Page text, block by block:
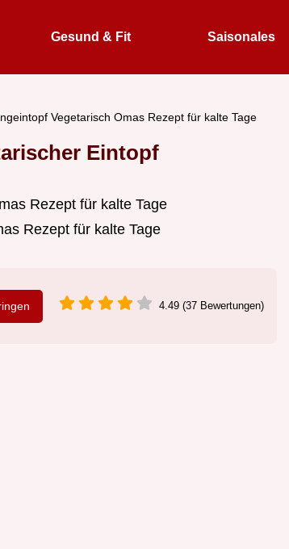
Gesund & Fit Saisonales
Vegetarisch Omas Rezept für kalte Tage
Eintopf
Rezept für kalte Tage
4.49 (37 Bewertungen)